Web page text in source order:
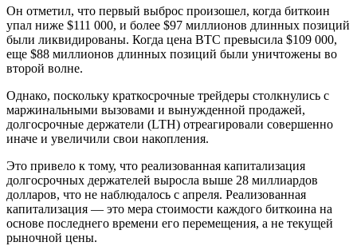
Он отметил, что первый выброс произошел, когда биткоин
упал ниже $111 000, и более $97 миллионов длинных позиций
были ликвидированы. Когда цена BTC превысила $109 000,
еще $88 миллионов длинных позиций были уничтожены во
второй волне.
Однако, поскольку краткосрочные трейдеры столкнулись с
маржинальными вызовами и вынужденной продажей,
долгосрочные держатели (LTH) отреагировали совершенно
иначе и увеличили свои накопления.
Это привело к тому, что реализованная капитализация
долгосрочных держателей выросла выше 28 миллиардов
долларов, что не наблюдалось с апреля. Реализованная
капитализация — это мера стоимости каждого биткоина на
основе последнего времени его перемещения, а не текущей
рыночной цены.